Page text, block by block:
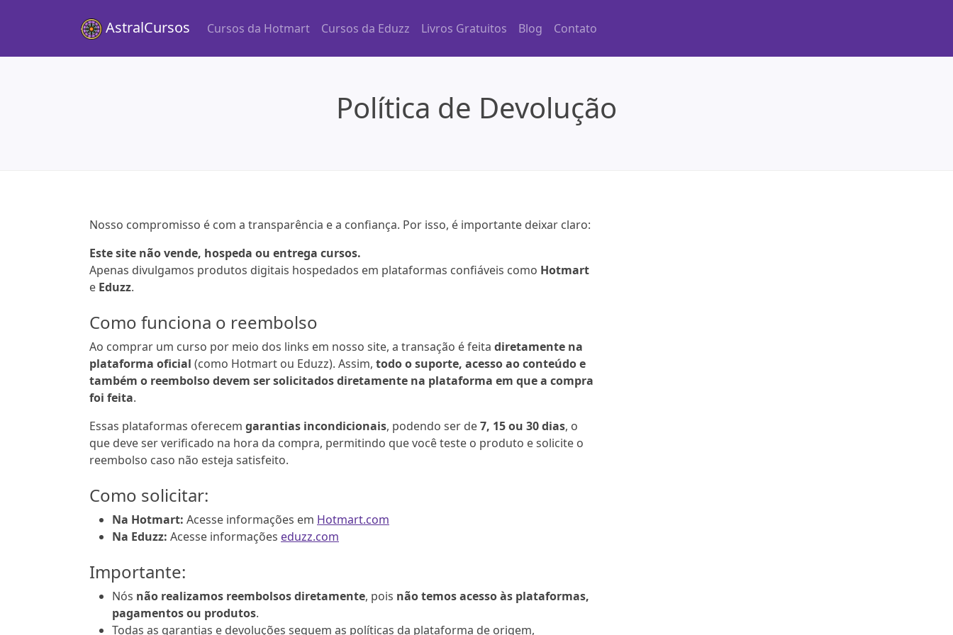
AstralCursos Cursos da Hotmart Cursos da Eduzz Livros Gratuitos Blog Contato
Política de Devolução
Nosso compromisso é com a transparência e a confiança. Por isso, é importante deixar claro:
Este site não vende, hospeda ou entrega cursos.
Apenas divulgamos produtos digitais hospedados em plataformas confiáveis como Hotmart
e Eduzz.
Como funciona o reembolso
Ao comprar um curso por meio dos links em nosso site, a transação é feita diretamente na
plataforma oficial (como Hotmart ou Eduzz). Assim, todo o suporte, acesso ao conteúdo e
também o reembolso devem ser solicitados diretamente na plataforma em que a compra
foi feita.
Essas plataformas oferecem garantias incondicionais, podendo ser de7, 15 ou 30 dias, o
que deve ser verificado na hora da compra, permitindo que você teste o produto e solicite o
reembolso caso não esteja satisfeito.
Como solicitar:
Na Hotmart: Acesse informações em Hotmart.com
Na Eduzz: Acesse informações eduzz.com
Importante:
Nós não realizamos reembolsos diretamente, pois não temos acesso às plataformas,
pagamentos ou produtos.
Todas as garantias e devoluções seguem as políticas da plataforma de origem,